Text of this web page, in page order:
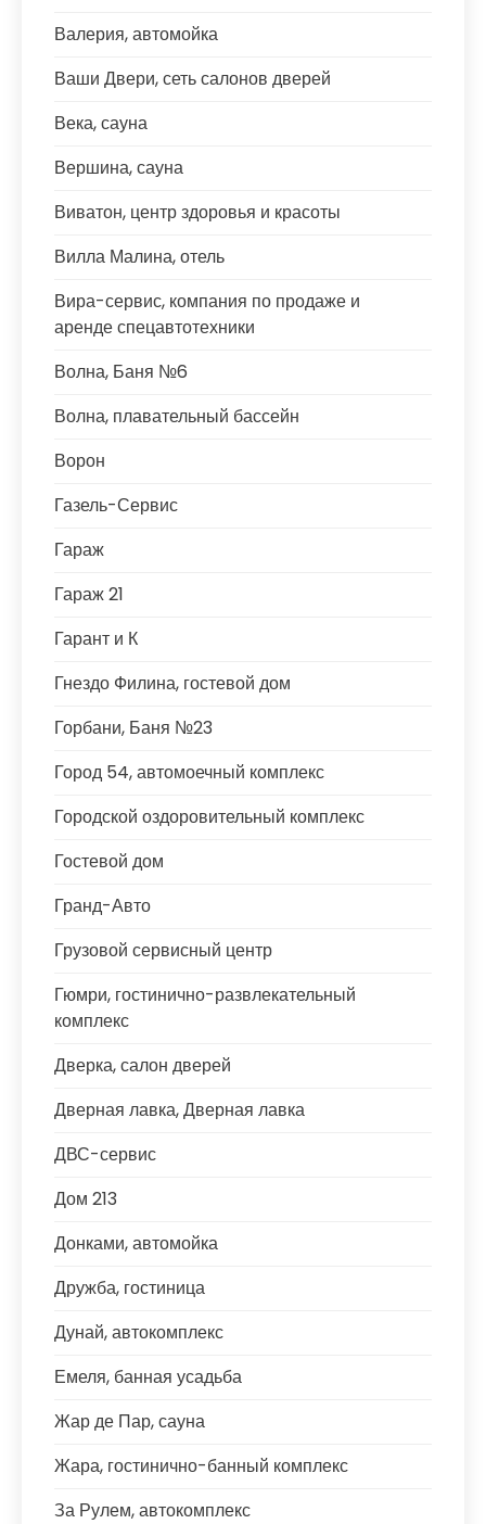
Валерия, автомойка
Ваши Двери, сеть салонов дверей
Века, сауна
Вершина, сауна
Виватон, центр здоровья и красоты
Вилла Малина, отель
Вира-сервис, компания по продаже и
аренде спецавтотехники
Волна, Баня №6
Волна, плавательный бассейн
Ворон
Газель-Сервис
Гараж
Гараж 21
Гарант и К
Гнездо Филина, гостевой дом
Горбани, Баня №23
Город 54, автомоечный комплекс
Городской оздоровительный комплекс
Гостевой дом
Гранд-Авто
Грузовой сервисный центр
Гюмри, гостинично-развлекательный
комплекс
Дверка, салон дверей
Дверная лавка, Дверная лавка
ДВС-сервис
Дом 213
Донками, автомойка
Дружба, гостиница
Дунай, автокомплекс
Емеля, банная усадьба
Жар де Пар, сауна
Жара, гостинично-банный комплекс
За Рулем, автокомплекс